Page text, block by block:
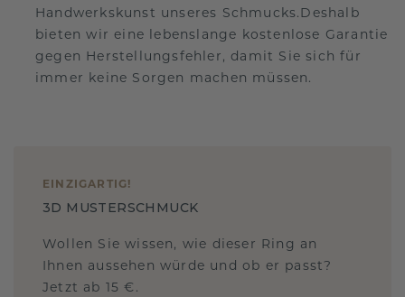
Handwerkskunst unseres Schmucks.Deshalb
bieten wir eine lebenslange kostenlose Garantie
gegen Herstellungsfehler, damit Sie sich für
immer keine Sorgen machen müssen.
EINZIGARTIG !
3D MUSTERSCHMUCK
Wollen Sie wissen, wie dieser Ring an
Ihnen aussehen würde und ob er passt?
Jetzt ab 15 €.